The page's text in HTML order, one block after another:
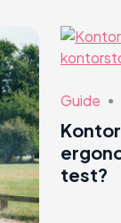
Guide ●
test?